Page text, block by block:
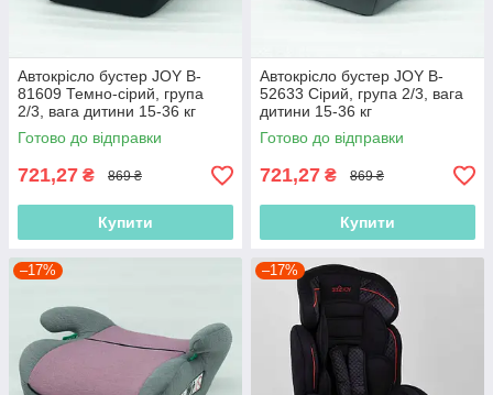
Автокрісло бустер JOY B-
81609 Темно-сірий, група
2/3, вага дитини 15-36 кг
Готово до відправки
721,27 ₴ 869 ₴
Купити
Автокрісло бустер JOY B-
52633 Сірий, група 2/3, вага
дитини 15-36 кг
Готово до відправки
721,27 ₴ 869 ₴
Купити
–17% –17%